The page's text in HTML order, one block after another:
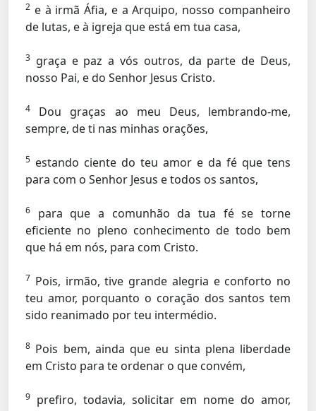
2 e à irmã Áfia, e a Arquipo, nosso companheiro
de lutas, e à igreja que está em tua casa,
3 graça e paz a vós outros, da parte de Deus,
nosso Pai, e do Senhor Jesus Cristo.
4
Dou graças ao meu Deus, lembrando-me,
sempre, de ti nas minhas orações,
5 estando ciente do teu amor e da fé que tens
para com o Senhor Jesus e todos os santos,
6
para que a comunhão da tua fé se torne
eficiente no pleno conhecimento de todo bem
que há em nós, para com Cristo.
7 Pois, irmão, tive grande alegria e conforto no
teu amor, porquanto o coração dos santos tem
sido reanimado por teu intermédio.
8 Pois bem, ainda que eu sinta plena liberdade
em Cristo para te ordenar o que convém,
9 prefiro, todavia, solicitar em nome do amor,